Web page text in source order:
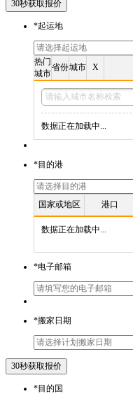
*起运地
热门
城市
省份城市 X
数据正在加载中...
*目的港
国家或地区 港口
数据正在加载中...
*电子邮箱
*搬家日期
*目的国